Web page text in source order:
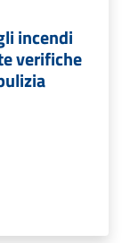
incendi
verifiche